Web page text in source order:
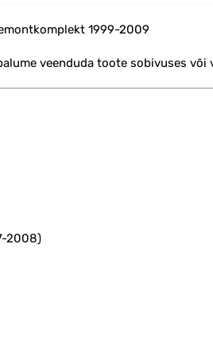
1999-2009
veenduda toote sobivuses või
2008)